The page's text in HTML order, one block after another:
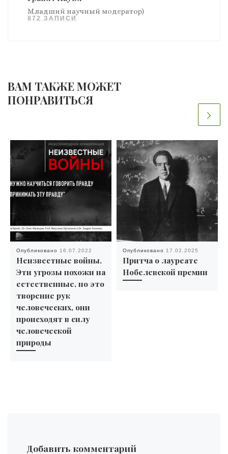
Младший научный модератор)
872 ЗАПИСИ
ВАМ ТАКЖЕ МОЖЕТ
ПОНРАВИТЬСЯ
Опубликовано 16.07.2022
Неизвестные войны.
Эти угрозы похожи на
естественные, но это
творение рук
человеческих, они
происходят в силу
человеческой
природы
Опубликовано 17.02.2025
Притча о лауреате
Нобелевской премии
Добавить комментарий